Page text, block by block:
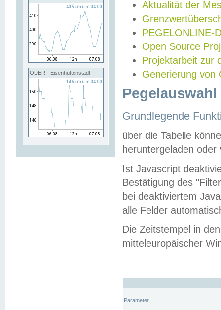
ODER - Eisenhüttenstadt
Aktualität der
PEGELONLINE-
Open Source
Projektarbeit zur
Generierung von
Grundlegende
über die Tabelle
heruntergeladen oder
Ist Javascript
Bestätigung des
bei deaktiviertem
alle Felder
Die Zeitstempel in
mitteleuropäischer
Parameter